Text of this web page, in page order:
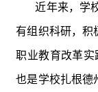
近年来，学
有组织科研，积
职业教育改革实
也是学校扎根德